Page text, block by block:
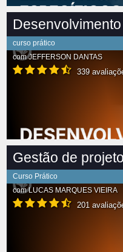
curso prático
comJEFFERSON DANTAS
339
Gestão de
Curso Prático
comLUCAS MARQUES VIEIRA
201